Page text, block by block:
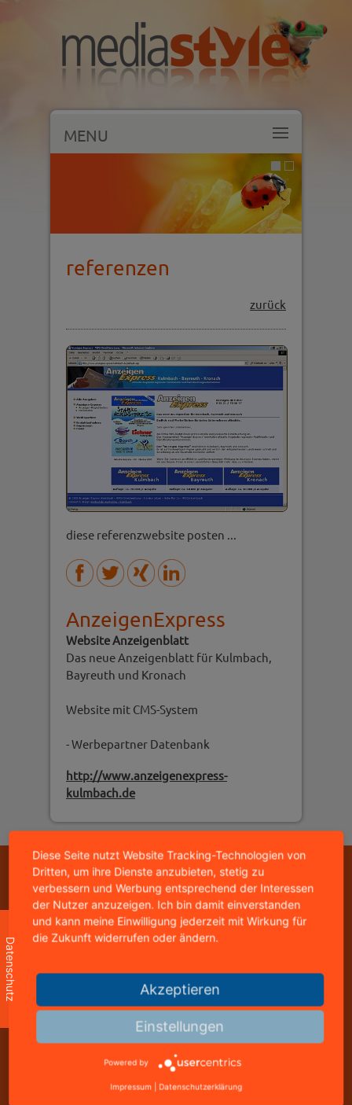
MENU
referenzen
zurück
diese referenzwebsite posten ...
AnzeigenExpress
Website Anzeigenblatt
Das neue Anzeigenblatt für Kulmbach,
Bayreuth und Kronach
Website mit CMS-System
- Werbepartner Datenbank
http://www.anzeigenexpress-
kulmbach.de
Copyright © 2026 - mediastyle werbeagentur -
95326 kulmbach
home|impressum|datenschutz|kontakt
inhaber: jürgen stündl
buchbindergasse 4
95326 kulmbach
telefon: +49 9221 823502
telefax: +49 9221 823502
Datenschutz
Diese Seite nutzt Website Tracking-Technologien von
Dritten, um ihre Dienste anzubieten, stetig zu
verbessern und Werbung entsprechend der Interessen
der Nutzer anzuzeigen. Ich bin damit einverstanden
und kann meine Einwilligung jederzeit mit Wirkung für
die Zukunft widerrufen oder ändern.
Akzeptieren
Einstellungen
Powered by
Impressum Datenschutzerklärung